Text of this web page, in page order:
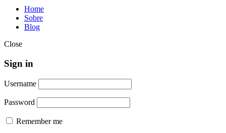
Home
Sobre
Blog
Close
Sign in
Username
Password
Remember me